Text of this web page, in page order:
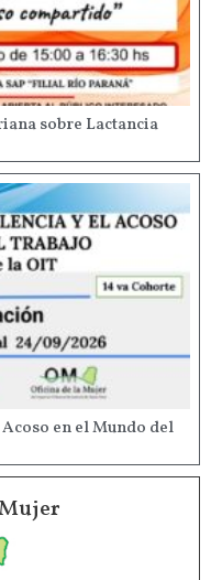
sobre Lactancia
en el Mundo del